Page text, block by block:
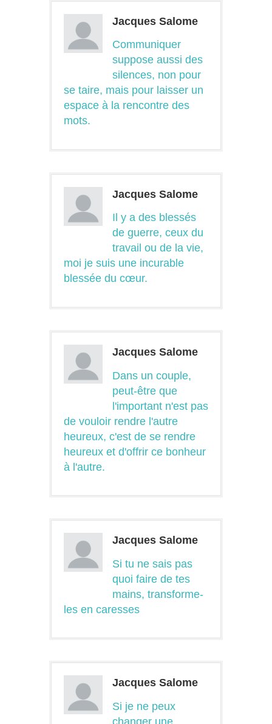
Jacques Salome
Communiquer
suppose aussi des
silences, non pour
se taire, mais pour laisser un
espace à la rencontre des
mots.
Jacques Salome
Il y a des blessés
de guerre, ceux du
travail ou de la vie,
moi je suis une incurable
blessée du cœur.
Jacques Salome
Dans un couple,
peut-être que
l'important n'est pas
de vouloir rendre l'autre
heureux, c'est de se rendre
heureux et d'offrir ce bonheur
à l'autre.
Jacques Salome
Si tu ne sais pas
quoi faire de tes
mains, transforme-
les en caresses
Jacques Salome
Si je ne peux
changer une